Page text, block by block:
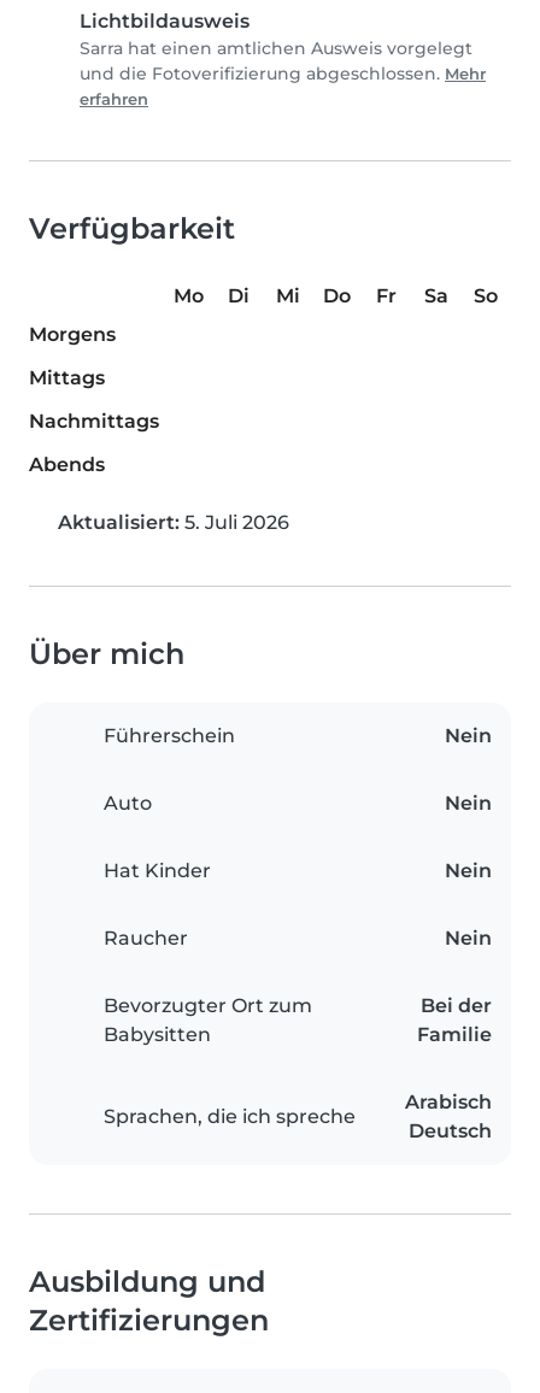
Lichtbildausweis
Sarra hat einen amtlichen Ausweis vorgelegt
und die Fotoverifizierung abgeschlossen. Mehr
erfahren
Verfügbarkeit
Mo Di Mi Do Fr Sa
So
Morgens
Mittags
Nachmittags
Abends
Aktualisiert: 5. Juli 2026
Über mich
Führerschein Nein
Auto Nein
Hat Kinder Nein
Raucher Nein
Bevorzugter Ort zum
Babysitten
Bei der
Familie
Sprachen, die ich spreche
Arabisch
Deutsch
Ausbildung und
Zertifizierungen